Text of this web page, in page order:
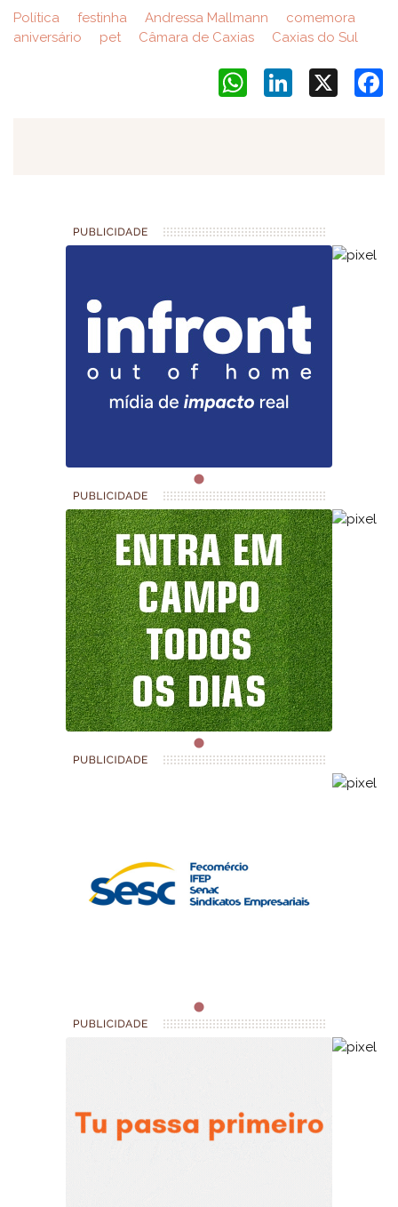
Política festinha Andressa Mallmann
comemora
aniversário
pet Câmara de Caxias Caxias do Sul
LinkedIn
WhatsApp